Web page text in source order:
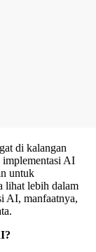
di kalangan
AI
untuk
lihat lebih dalam
AI, manfaatnya,